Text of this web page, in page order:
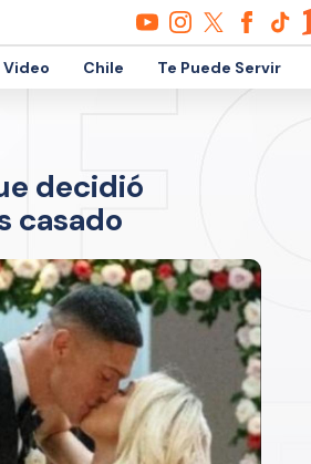
Video Chile Te Puede Servir
decidió
casado